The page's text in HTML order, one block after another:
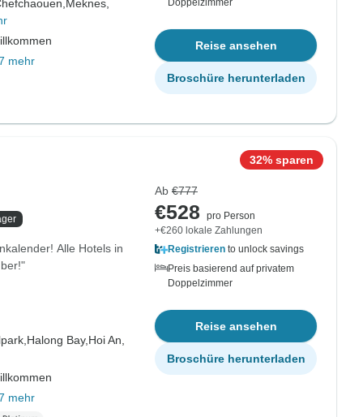
Meknes,
mehr
Doppelzimmer
Reise ansehen
Broschüre herunterladen
Alle Hotels in
Halong Bay, Hoi An,
mehr
32% sparen
Ab €777
€528
pro Person
+€260 lokale Zahlungen
Registrieren to unlock savings
Preis basierend auf privatem
Doppelzimmer
Reise ansehen
Broschüre herunterladen